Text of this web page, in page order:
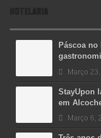
HOTELARIA
Páscoa no
Março
StayUpon
em
Março 6,